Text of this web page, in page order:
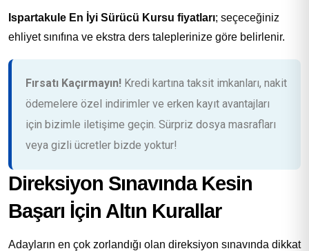
Ispartakule En İyi Sürücü Kursu fiyatları; seçeceğiniz
ehliyet sınıfına ve ekstra ders taleplerinize göre belirlenir.
Fırsatı Kaçırmayın! Kredi kartına taksit imkanları, nakit
ödemelere özel indirimler ve erken kayıt avantajları
için bizimle iletişime geçin. Sürpriz dosya masrafları
veya gizli ücretler bizde yoktur!
Direksiyon Sınavında Kesin
Başarı İçin Altın Kurallar
Adayların en çok zorlandığı olan direksiyon sınavında dikkat